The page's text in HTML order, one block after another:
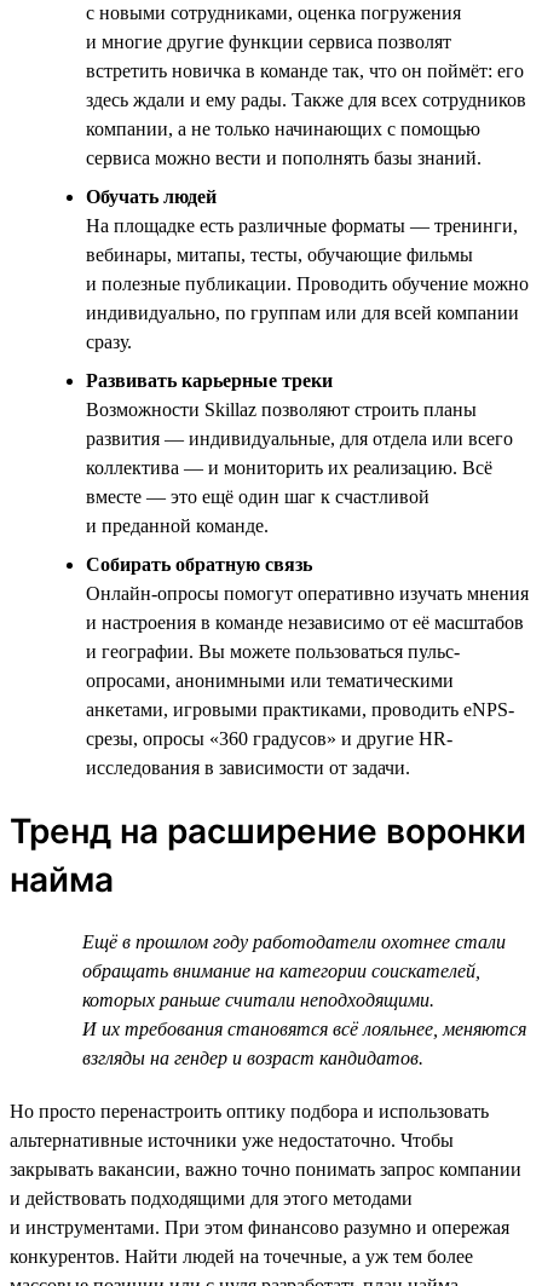
с новыми сотрудниками, оценка погружения
и многие другие функции сервиса позволят
встретить новичка в команде так, что он поймёт: его
здесь ждали и ему рады. Также для всех сотрудников
компании, а не только начинающих с помощью
сервиса можно вести и пополнять базы знаний.
Обучать людей
На площадке есть различные форматы — тренинги,
вебинары, митапы, тесты, обучающие фильмы
и полезные публикации. Проводить обучение можно
индивидуально, по группам или для всей компании
сразу.
Развивать карьерные треки
Возможности Skillaz позволяют строить планы
развития — индивидуальные, для отдела или всего
коллектива — и мониторить их реализацию. Всё
вместе — это ещё один шаг к счастливой
и преданной команде.
Собирать обратную связь
Онлайн-опросы помогут оперативно изучать мнения
и настроения в команде независимо от её масштабов
и географии. Вы можете пользоваться пульс-
опросами, анонимными или тематическими
анкетами, игровыми практиками, проводить eNPS-
срезы, опросы «360 градусов» и другие HR-
исследования в зависимости от задачи.
Тренд на расширение воронки
найма
Ещё в прошлом году работодатели охотнее стали
обращать внимание на категории соискателей,
которых раньше считали неподходящими.
И их требования становятся всё лояльнее, меняются
взгляды на гендер и возраст кандидатов.
Но просто перенастроить оптику подбора и использовать
альтернативные источники уже недостаточно. Чтобы
закрывать вакансии, важно точно понимать запрос компании
и действовать подходящими для этого методами
и инструментами. При этом финансово разумно и опережая
конкурентов. Найти людей на точечные, а уж тем более